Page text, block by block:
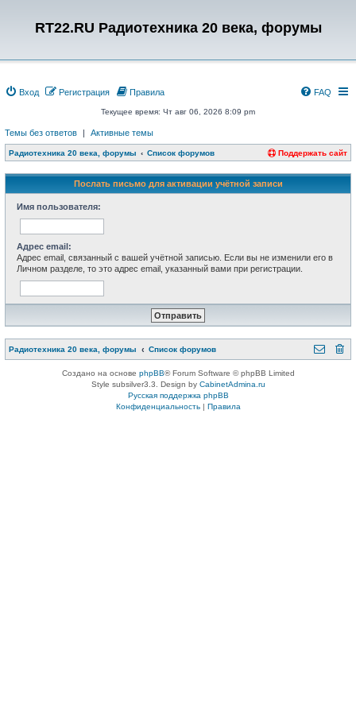
RT22.RU Радиотехника 20 века, форумы
Вход Регистрация FAQ
Правила
Текущее время: Чт авг 06, 2026 8:09 pm
Темы без ответов | Активные темы
Радиотехника 20 века, форумы Список форумов Поддержать сайт
Послать письмо для активации учётной записи
Имя пользователя:
Адрес email:
Адрес email, связанный с вашей учётной записью. Если вы не изменили его в
Личном разделе, то это адрес email, указанный вами при регистрации.
Радиотехника 20 века, форумы Список форумов
Создано на основе phpBB® Forum Software © phpBB Limited
Style subsilver3.3. Design by CabinetAdmina.ru
Русская поддержка phpBB
Конфиденциальность| Правила